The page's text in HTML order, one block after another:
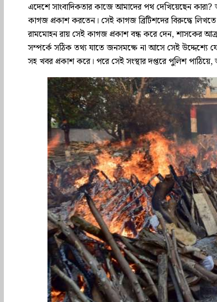
এদেশে সাংবাদিকতার কাজে আমাদের পথ দেখিয়েছেন
কাগজ প্রকাশ করতেন। সেই কাগজ ব্রিটিশদের বিরুদ্ধে লিখতে
রামমোহন রায় সেই কাগজ প্রকাশ বন্ধ করে দেন, শাসকের
সম্পর্কে সঠিক তথ্য যাতে জনসমক্ষে না আসে সেই উদ্দেশ্যে
সহ খবর প্রকাশ করে। পরে সেই সংস্থার দপ্তরে পুলিশ